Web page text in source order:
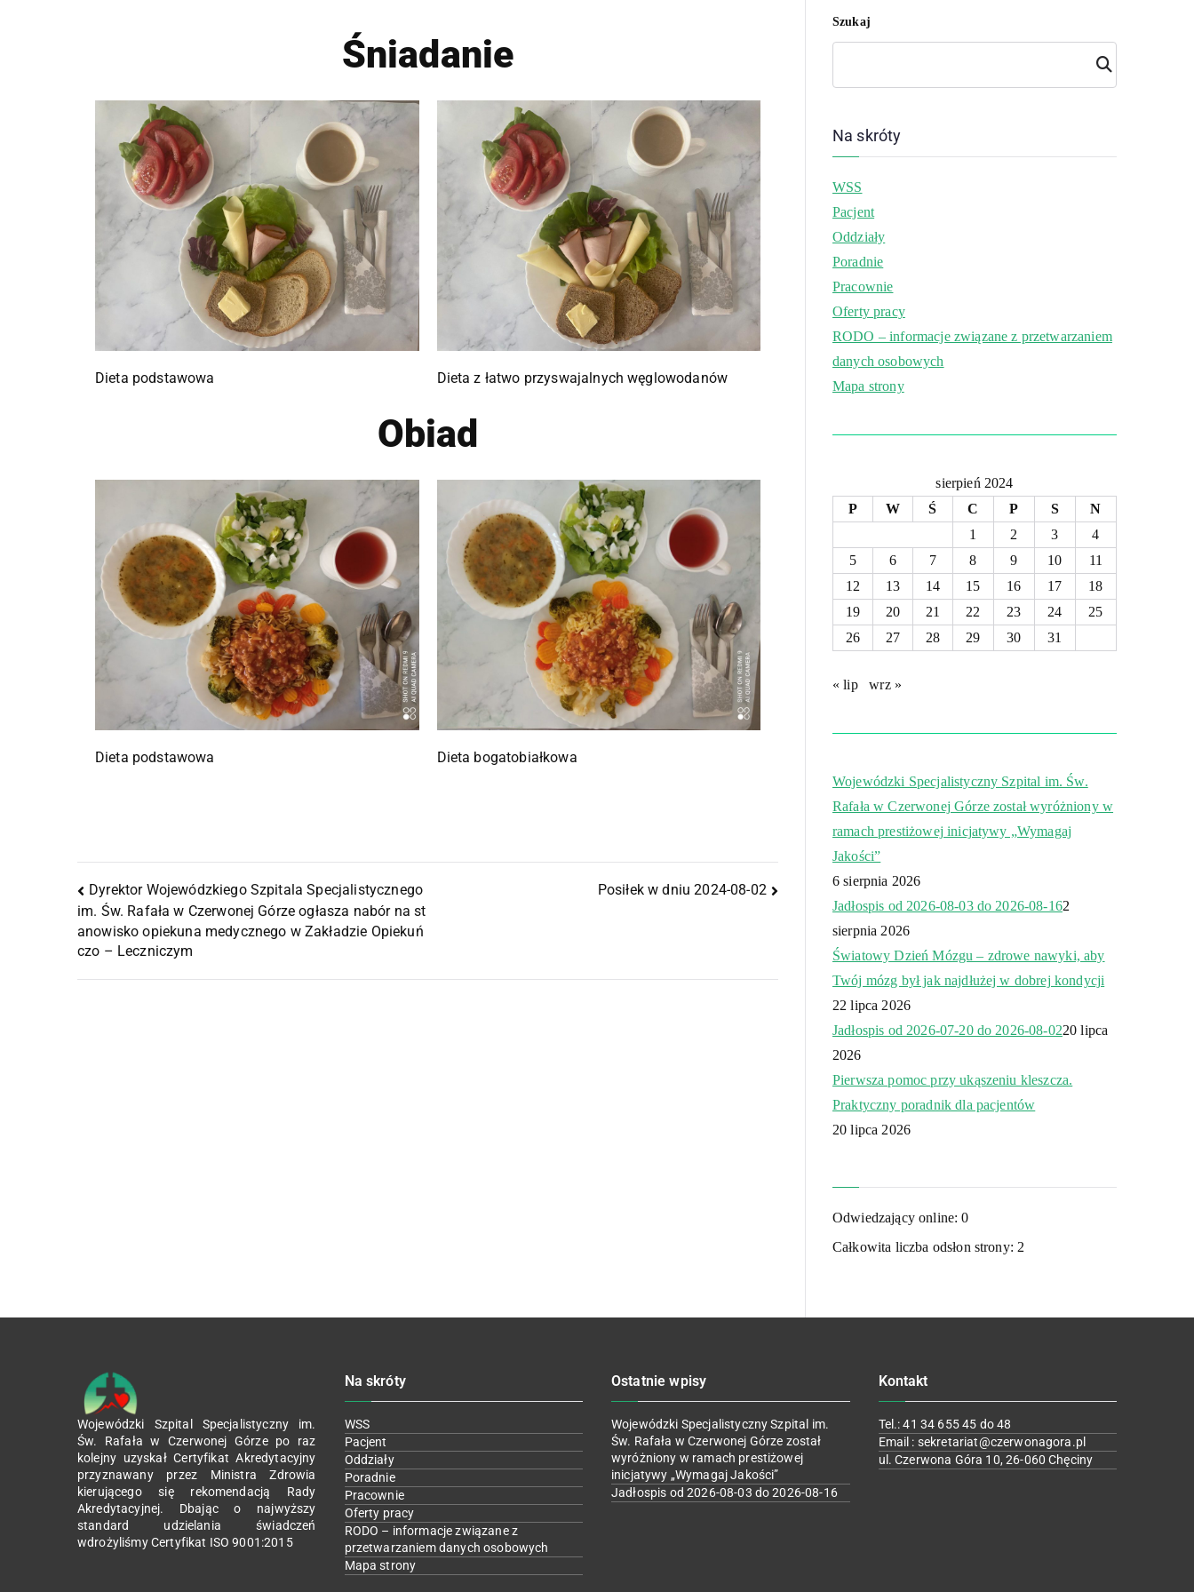
Śniadanie
Dieta podstawowa Dieta z łatwo przyswajalnych węglowodanów
Obiad
Dieta podstawowa Dieta bogatobiałkowa
Dyrektor Wojewódzkiego Szpitala Specjalistycznego
im. Św. Rafała w Czerwonej Górze ogłasza nabór na st
anowisko opiekuna medycznego w Zakładzie Opiekuń
czo – Leczniczym
Posiłek w dniu 2024-08-02
Szukaj
Szuk
aj
Na skróty
WSS
Pacjent
Oddziały
Poradnie
Pracownie
Oferty pracy
RODO – informacje związane z przetwarzaniem
danych osobowych
Mapa strony
sierpień 2024
P
W Ś C P S
N
1
2 3
4
5
6 7 8 9 10
11
12
13 14 15 16 17
18
19
20 21 22 23 24
25
26
27 28 29 30 31
« lip wrz »
Wojewódzki Specjalistyczny Szpital im. Św.
Rafała w Czerwonej Górze został wyróżniony w
ramach prestiżowej inicjatywy „Wymagaj
Jakości”
6 sierpnia 2026
Jadłospis od 2026-08-03 do 2026-08-162
sierpnia 2026
Światowy Dzień Mózgu – zdrowe nawyki, aby
Twój mózg był jak najdłużej w dobrej kondycji
22 lipca 2026
Jadłospis od 2026-07-20 do 2026-08-0220 lipca
2026
Pierwsza pomoc przy ukąszeniu kleszcza.
Praktyczny poradnik dla pacjentów
20 lipca 2026
Odwiedzający online:0
Całkowita liczba odsłon strony: 2
Wojewódzki Szpital Specjalistyczny im.
Św. Rafała w Czerwonej Górze po raz
kolejny uzyskał Certyfikat Akredytacyjny
przyznawany przez Ministra Zdrowia
kierującego się rekomendacją Rady
Akredytacyjnej. Dbając o najwyższy
standard udzielania świadczeń
wdrożyliśmy Certyfikat ISO 9001:2015
Na skróty
WSS
Pacjent
Oddziały
Poradnie
Pracownie
Oferty pracy
RODO – informacje związane z
przetwarzaniem danych osobowych
Mapa strony
Ostatnie wpisy
Wojewódzki Specjalistyczny Szpital im.
Św. Rafała w Czerwonej Górze został
wyróżniony w ramach prestiżowej
inicjatywy „Wymagaj Jakości”
Jadłospis od 2026-08-03 do 2026-08-16
Kontakt
Tel.: 41 34 655 45 do 48
Email : sekretariat@czerwonagora.pl
ul. Czerwona Góra 10, 26-060 Chęciny